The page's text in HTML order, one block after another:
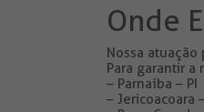
Onde
Nossa
Para garantir
– Parnaíba – PI
– Jericoacoara